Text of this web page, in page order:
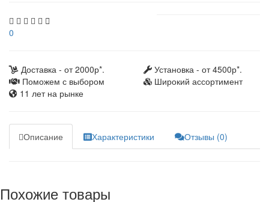
0
Доставка - от 2000р*.
Установка - от 4500р*.
Поможем с выбором
Широкий ассортимент
11 лет на рынке
Описание Характеристики Отзывы (0)
Похожие товары